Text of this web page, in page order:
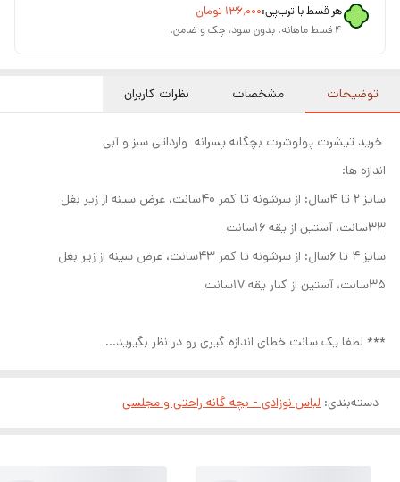
هر قسط با ترب‌پی:۱۳۶٬۰۰۰ تومان
۴ قسط ماهانه. بدون سود، چک و ضامن.
توضیحات مشخصات نظرات کاربران
خرید تیشرت پولوشرت بچگانه پسرانه وارداتی سبز و آبی
اندازه ها:
سایز ۲ تا ۴سال: از سرشونه تا کمر ۴۰سانت، عرض سینه از زیر بغل
۳۳سانت، آستین از یقه ۱۶سانت
سایز ۴ تا ۶سال: از سرشونه تا کمر ۴۳سانت، عرض سینه از زیر بغل
۳۵سانت، آستین از کنار یقه ۱۷سانت
*** لطفا یک سانت خطای اندازه گیری رو در نظر بگیرید...
دسته‌بندی: لباس نوزادی - بچه گانه راحتی و مجلسی